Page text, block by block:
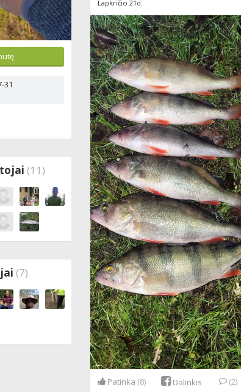
31
(11)
(7)
Lapkričio 21d.
Patinka (8) Dalinkis (2)